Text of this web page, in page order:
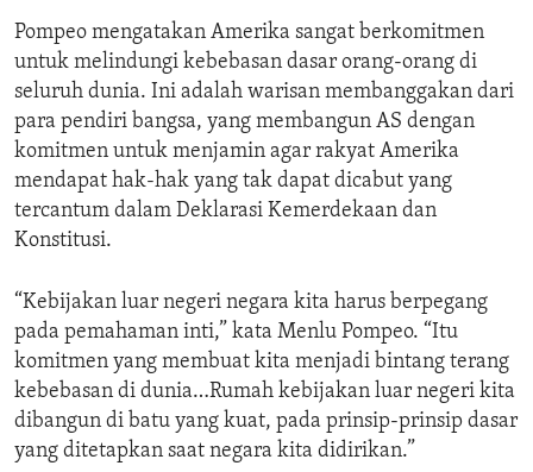
Pompeo mengatakan Amerika sangat berkomitmen
untuk melindungi kebebasan dasar orang-orang di
seluruh dunia. Ini adalah warisan membanggakan dari
para pendiri bangsa, yang membangun AS dengan
komitmen untuk menjamin agar rakyat Amerika
mendapat hak-hak yang tak dapat dicabut yang
tercantum dalam Deklarasi Kemerdekaan dan
Konstitusi.
“Kebijakan luar negeri negara kita harus berpegang
pada pemahaman inti,” kata Menlu Pompeo. “Itu
komitmen yang membuat kita menjadi bintang terang
kebebasan di dunia…Rumah kebijakan luar negeri kita
dibangun di batu yang kuat, pada prinsip-prinsip dasar
yang ditetapkan saat negara kita didirikan.”